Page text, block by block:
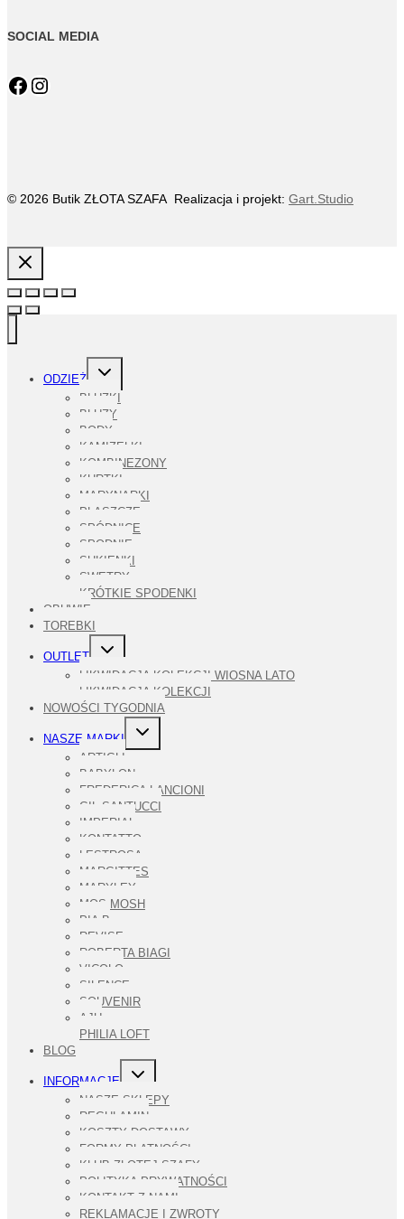
SOCIAL MEDIA
Facebook
Instagram
© 2026 Butik ZŁOTA SZAFA Realizacja i projekt: Gart.Studio
ODZIEŻ
PRZEŁĄCZ
PODRZĘDNE
BLUZKI
BLUZY
BODY
KAMIZELKI
KOMBINEZONY
KURTKI
MARYNARKI
PŁASZCZE
SPÓDNICE
SPODNIE
SUKIENKI
SWETRY
KRÓTKIE SPODENKI
OBUWIE
TOREBKI
OUTLET
PRZEŁĄCZ
MENU
PODRZĘDNE
LIKWIDACJA KOLEKCJI WIOSNA LATO
LIKWIDACJA KOLEKCJI
NOWOŚCI TYGODNIA
NASZE MARKI
PRZEŁĄCZ
ARTIGLI
BABYLON
FREDERICA LANCIONI
GIL SANTUCCI
IMPERIAL
KONTATTO
LESTROSA
MARGITTES
MARYLEY
MOS MOSH
PIA B
REVISE
ROBERTA BIAGI
VICOLO
SILENCE
SOUVENIR
AJU
PHILIA LOFT
BLOG
INFORMACJE
PRZEŁĄCZ
MENU
PODRZĘDNE
NASZE SKLEPY
REGULAMIN
KOSZTY DOSTAWY
FORMY PŁATNOŚCI
KLUB ZŁOTEJ SZAFY
POLITYKA PRYWATNOŚCI
KONTAKT Z NAMI
REKLAMACJE I ZWROTY